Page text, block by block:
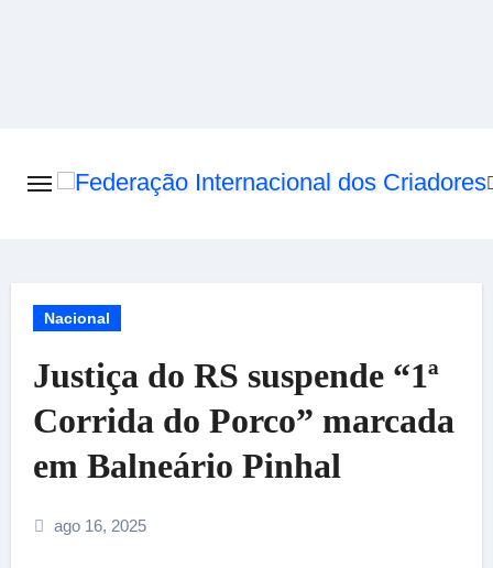
Nacional
Justiça do RS suspende “1ª
Corrida do Porco” marcada
em Balneário Pinhal
ago 16, 2025